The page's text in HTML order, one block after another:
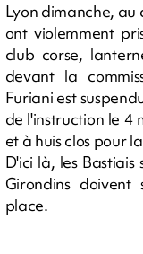
Lyon dimanche, au
ont violemment
club corse,
devant la
Furiani est
de l'instruction le 4
et à huis clos pour
D'ici là, les
Girondins doivent
place.